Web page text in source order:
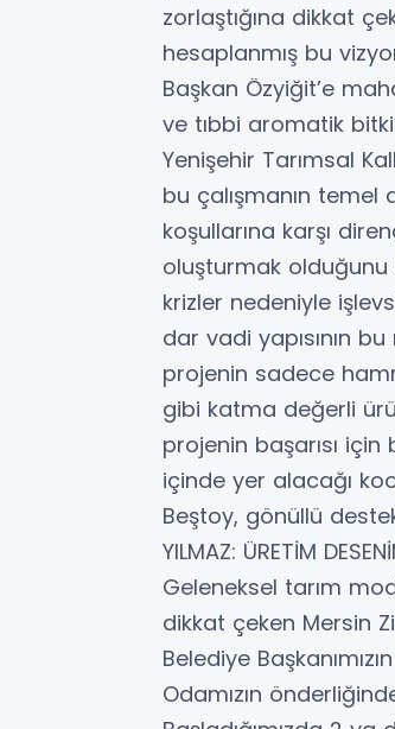
zorlaştığına dikkat
hesaplanmış bu
Başkan Özyiğit’e
ve tıbbi aromatik
Yenişehir Tarımsal
bu çalışmanın temel
koşullarına karşı
oluşturmak olduğunu
krizler nedeniyle
dar vadi yapısının
projenin sadece
gibi katma değerli
projenin başarısı için
içinde yer alacağı
Beştoy, gönüllü
YILMAZ: ÜRETİM
Geleneksel tarım
dikkat çeken Mersin
Belediye
Odamızın